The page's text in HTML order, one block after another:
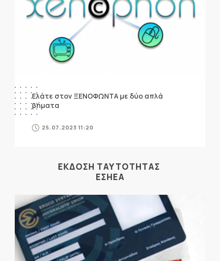
Ελάτε στον ΞΕΝΟΦΩΝΤΑ με δύο απλά
βήματα
25.07.2023 11:20
ΕΚΔΟΣΗ ΤΑΥΤΟΤΗΤΑΣ
ΕΣΗΕΑ